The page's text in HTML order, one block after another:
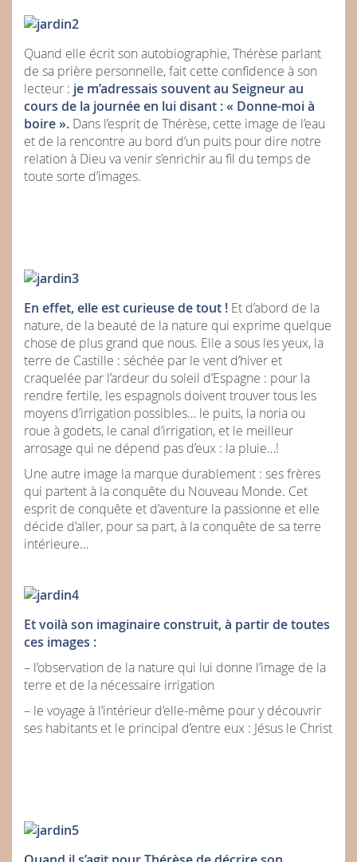
Quand elle écrit son autobiographie, Thérèse parlant
de sa prière personnelle, fait cette confidence à son
lecteur : je m’adressais souvent au Seigneur au
cours de la journée en lui disant : « Donne-moi à
boire ». Dans l’esprit de Thérèse, cette image de l’eau
et de la rencontre au bord d’un puits pour dire notre
relation à Dieu va venir s’enrichir au fil du temps de
toute sorte d’images.
En effet, elle est curieuse de tout ! Et d’abord de la
nature, de la beauté de la nature qui exprime quelque
chose de plus grand que nous. Elle a sous les yeux, la
terre de Castille : séchée par le vent d’hiver et
craquelée par l’ardeur du soleil d’Espagne : pour la
rendre fertile, les espagnols doivent trouver tous les
moyens d’irrigation possibles… le puits, la noria ou
roue à godets, le canal d’irrigation, et le meilleur
arrosage qui ne dépend pas d’eux : la pluie…!
Une autre image la marque durablement : ses frères
qui partent à la conquête du Nouveau Monde. Cet
esprit de conquête et d’aventure la passionne et elle
décide d’aller, pour sa part, à la conquête de sa terre
intérieure…
Et voilà son imaginaire construit, à partir de toutes
ces images :
– l’observation de la nature qui lui donne l’image de la
terre et de la nécessaire irrigation
– le voyage à l’intérieur d’elle-même pour y découvrir
ses habitants et le principal d’entre eux : Jésus le Christ